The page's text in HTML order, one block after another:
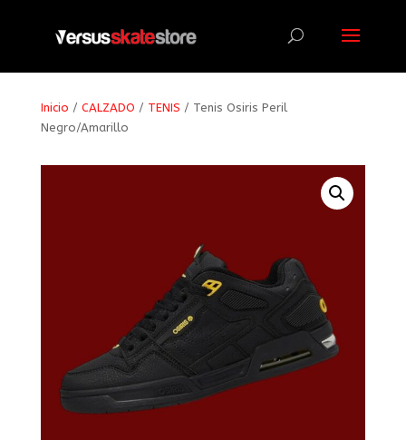
Inicio / CALZADO / TENIS / Tenis Osiris Peril
Negro/Amarillo